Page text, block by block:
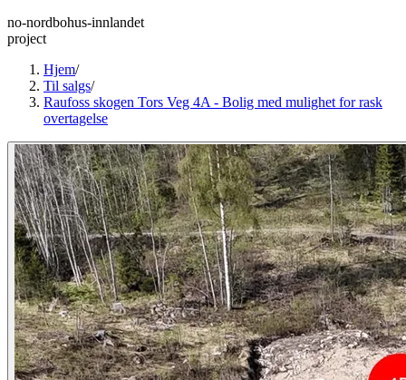
no-nordbohus-innlandet
project
Hjem/
Til salgs/
Raufoss skogen Tors Veg 4A - Bolig med mulighet for rask
overtagelse